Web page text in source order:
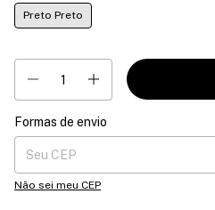
Preto Preto
Entregas para o CEP:
Formas de envio
Não sei meu CEP